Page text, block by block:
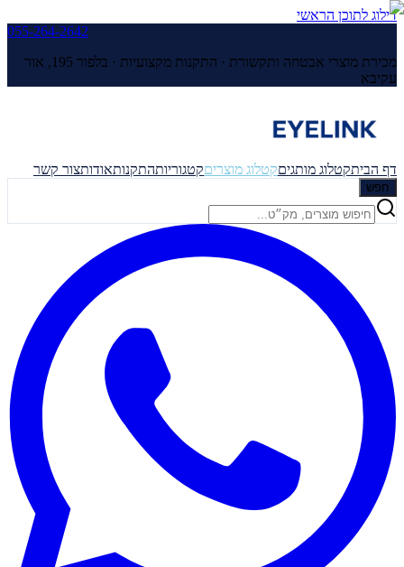
דילוג לתוכן הראשי
055-264-2642
מכירת מוצרי אבטחה ותקשורת · התקנות מקצועיות ·
בלפור 195, אור
עקיבא
דף הביתקטלוג מותגיםקטלוג מוצריםקטגוריותהתקנותאודותצור קשר
חפש